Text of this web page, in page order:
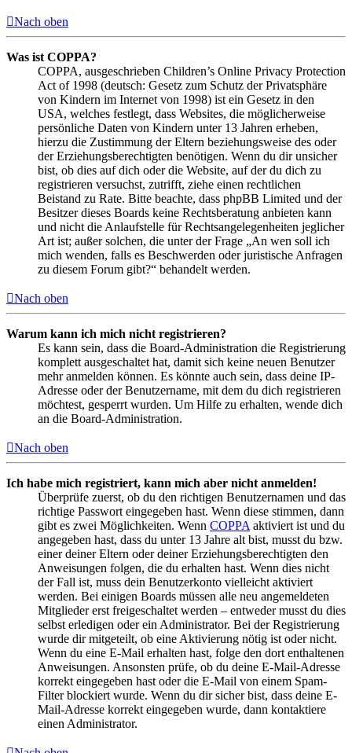
Nach oben
Was ist COPPA?
COPPA, ausgeschrieben Children’s Online Privacy Protection
Act of 1998 (deutsch: Gesetz zum Schutz der Privatsphäre
von Kindern im Internet von 1998) ist ein Gesetz in den
USA, welches festlegt, dass Websites, die möglicherweise
persönliche Daten von Kindern unter 13 Jahren erheben,
hierzu die Zustimmung der Eltern beziehungsweise des oder
der Erziehungsberechtigten benötigen. Wenn du dir unsicher
bist, ob dies auf dich oder die Website, auf der du dich zu
registrieren versuchst, zutrifft, ziehe einen rechtlichen
Beistand zu Rate. Bitte beachte, dass phpBB Limited und der
Besitzer dieses Boards keine Rechtsberatung anbieten kann
und nicht die Anlaufstelle für Rechtsangelegenheiten jeglicher
Art ist; außer solchen, die unter der Frage „An wen soll ich
mich wenden, falls es Beschwerden oder juristische Anfragen
zu diesem Forum gibt?“ behandelt werden.
Nach oben
Warum kann ich mich nicht registrieren?
Es kann sein, dass die Board-Administration die Registrierung
komplett ausgeschaltet hat, damit sich keine neuen Benutzer
mehr anmelden können. Es könnte auch sein, dass deine IP-
Adresse oder der Benutzername, mit dem du dich registrieren
möchtest, gesperrt wurden. Um Hilfe zu erhalten, wende dich
an die Board-Administration.
Nach oben
Ich habe mich registriert, kann mich aber nicht anmelden!
Überprüfe zuerst, ob du den richtigen Benutzernamen und das
richtige Passwort eingegeben hast. Wenn diese stimmen, dann
gibt es zwei Möglichkeiten. Wenn COPPA aktiviert ist und du
angegeben hast, dass du unter 13 Jahre alt bist, musst du bzw.
einer deiner Eltern oder deiner Erziehungsberechtigten den
Anweisungen folgen, die du erhalten hast. Wenn dies nicht
der Fall ist, muss dein Benutzerkonto vielleicht aktiviert
werden. Bei einigen Boards müssen alle neu angemeldeten
Mitglieder erst freigeschaltet werden – entweder musst du dies
selbst erledigen oder ein Administrator. Bei der Registrierung
wurde dir mitgeteilt, ob eine Aktivierung nötig ist oder nicht.
Wenn du eine E-Mail erhalten hast, folge den dort enthaltenen
Anweisungen. Ansonsten prüfe, ob du deine E-Mail-Adresse
korrekt eingegeben hast oder die E-Mail von einem Spam-
Filter blockiert wurde. Wenn du dir sicher bist, dass deine E-
Mail-Adresse korrekt eingegeben wurde, dann kontaktiere
einen Administrator.